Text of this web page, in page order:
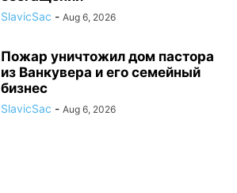
SlavicSac - Aug 6, 2026
Пожар уничтожил дом пастора
из Ванкувера и его семейный
бизнес
SlavicSac - Aug 6, 2026